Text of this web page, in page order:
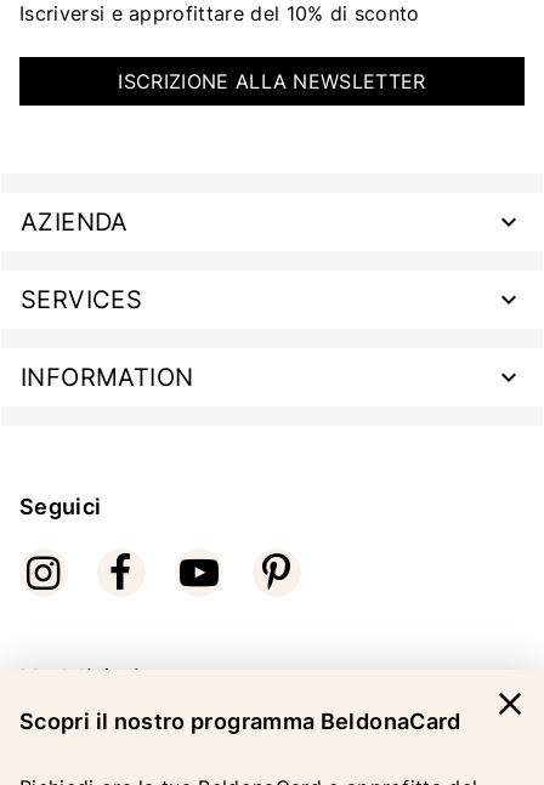
Iscriversi e approfittare del 10% di sconto
ISCRIZIONE ALLA NEWSLETTER
AZIENDA
SERVICES
INFORMATION
Seguici
Modalità di pagamento
Scopri il nostro programma BeldonaCard
close